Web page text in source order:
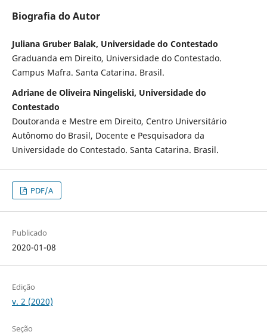
Biografia do Autor
Juliana Gruber Balak, Universidade do Contestado
Graduanda em Direito, Universidade do Contestado.
Campus Mafra. Santa Catarina. Brasil.
Adriane de Oliveira Ningeliski, Universidade do
Contestado
Doutoranda e Mestre em Direito, Centro Universitário
Autônomo do Brasil, Docente e Pesquisadora da
Universidade do Contestado. Santa Catarina. Brasil.
PDF/A
Publicado
2020-01-08
Edição
v. 2 (2020)
Seção